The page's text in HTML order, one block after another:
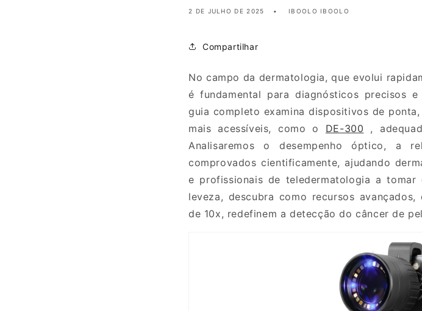
2 DE JULHO DE 2025 IBOOLO IBOOLO
Compartilhar
No campo da dermatologia, que evolui
é fundamental para diagnósticos precisos
guia completo examina dispositivos de
mais acessíveis, como o DE-300 ,
Analisaremos o desempenho óptico, a
comprovados cientificamente, ajudando
e profissionais de teledermatologia a
leveza, descubra como recursos avançados,
de 10x, redefinem a detecção do câncer de